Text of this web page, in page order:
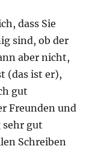
dass Sie
sind, ob der
aber nicht,
(das ist er),
gut
Freunden und
gut
Schreiben